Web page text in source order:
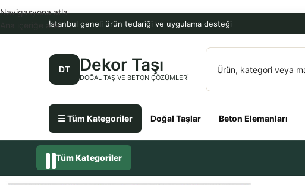
İstanbul geneli ürün tedariği ve uygulama desteği
DT Dekor Taşı
DOĞAL TAŞ VE BETON ÇÖZÜMLERI
☰ Tüm Kategoriler Doğal Taşlar Beton Elemanları
Navigasyona atla
Ana içeriğe atla
Tüm Kategoriler